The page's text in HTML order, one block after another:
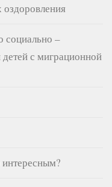
оздоровления
социально –
детей с миграционной
интересным?